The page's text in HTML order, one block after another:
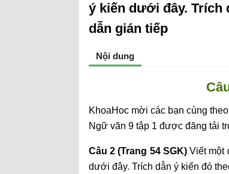
ý kiến dưới đây. Trích
dẫn gián tiếp
Nội dung
KhoaHoc mời các bạn cùng
Ngữ văn 9 tập 1 được đăng tải
Câu 2 (Trang 54 SGK)Viết một
dưới đây. Trích dẫn ý kiến đó